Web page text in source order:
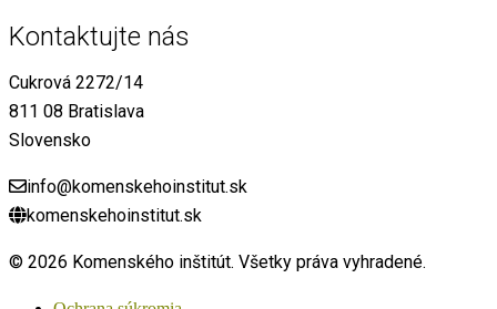
Kontaktujte nás
Cukrová 2272/14
811 08 Bratislava
Slovensko
info@komenskehoinstitut.sk
komenskehoinstitut.sk
© 2026 Komenského inštitút. Všetky práva vyhradené.